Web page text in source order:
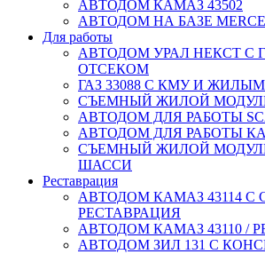
АВТОДОМ КАМАЗ 43502
АВТОДОМ НА БАЗЕ
Для работы
АВТОДОМ УРАЛ НЕКСТ С
ОТСЕКОМ
ГАЗ 33088 С КМУ И
СЪЕМНЫЙ ЖИЛОЙ МОДУЛЬ
АВТОДОМ ДЛЯ РАБОТЫ
АВТОДОМ ДЛЯ РАБОТЫ
СЪЕМНЫЙ ЖИЛОЙ
ШАССИ
Реставрация
АВТОДОМ КАМАЗ 43114 С
РЕСТАВРАЦИЯ
АВТОДОМ КАМАЗ 43110 /
АВТОДОМ ЗИЛ 131 С